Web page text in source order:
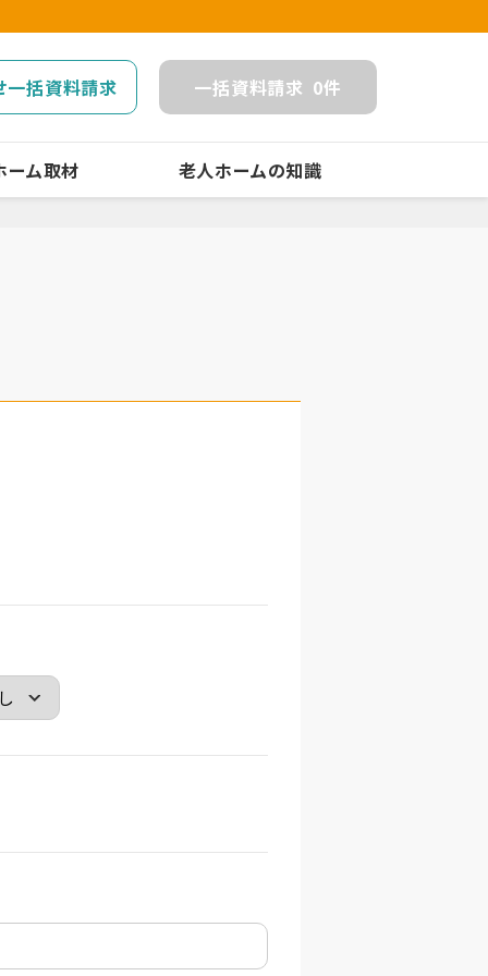
一括資料請求 一括資料請求 0件
ーム取材 老人ホームの知識